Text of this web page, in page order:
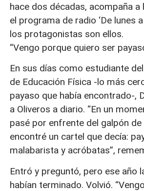
hace dos décadas, acompaña a
el programa de radio ‘De lunes
los protagonistas son ellos.
“Vengo porque quiero ser
En sus días como estudiante
de Educación Física -lo más
payaso que había encontrado-,
a Oliveros a diario. “En un
pasé por enfrente del galpón de
encontré un cartel que decía:
malabarista y acróbatas”,
Entró y preguntó, pero ese año
habían terminado. Volvió.